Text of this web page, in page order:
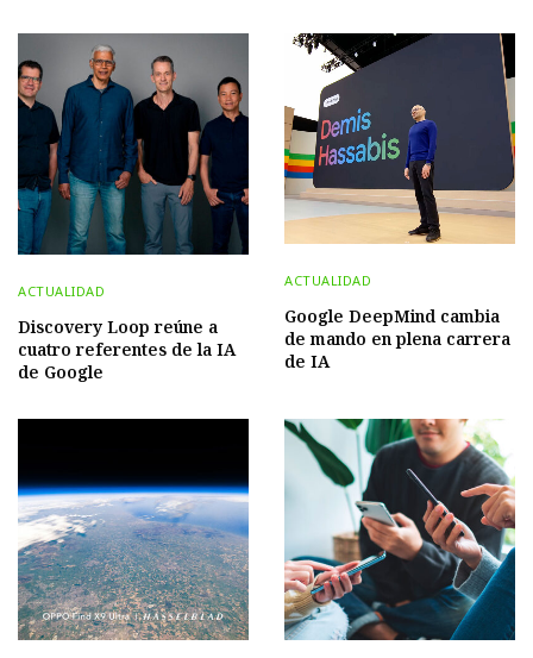
ACTUALIDAD
Discovery Loop reúne a
cuatro referentes de la IA
de Google
ACTUALIDAD
Google DeepMind cambia
de mando en plena carrera
de IA